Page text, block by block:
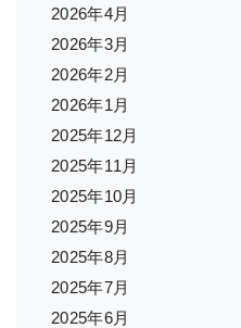
2026年4月
2026年3月
2026年2月
2026年1月
2025年12月
2025年11月
2025年10月
2025年9月
2025年8月
2025年7月
2025年6月